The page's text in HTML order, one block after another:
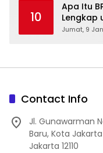
10
Apa Itu
Lengkap
Jumat, 9
Contact Info
Jl. Gunawarman
Baru, Kota
Jakarta 12110